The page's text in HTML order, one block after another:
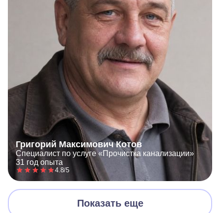
Григорий Максимович Котов
Специалист по услуге «Прочистка канализации»
31 год опыта
4.8/5
Показать еще